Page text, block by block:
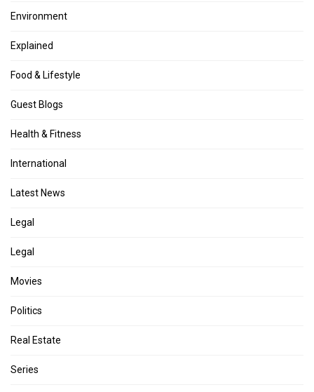
Environment
Explained
Food & Lifestyle
Guest Blogs
Health & Fitness
International
Latest News
Legal
Legal
Movies
Politics
Real Estate
Series